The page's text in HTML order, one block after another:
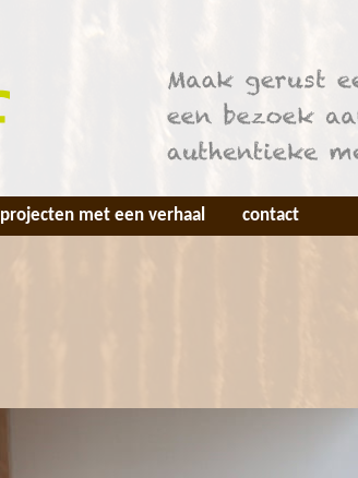
projecten met een verhaal contact